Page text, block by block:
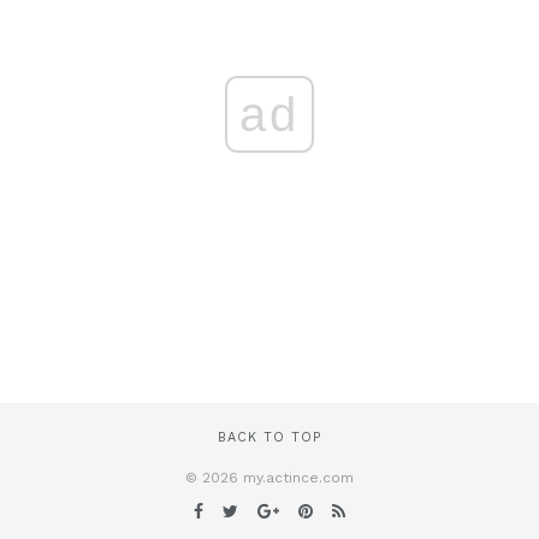
ad
BACK TO TOP
© 2026 my.actince.com